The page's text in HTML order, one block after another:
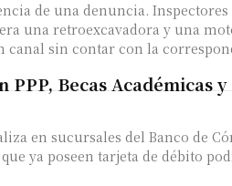
de una denuncia.
una retroexcavadora y una
canal sin contar con la
PPP, Becas Académicas
en sucursales del Banco de
ya poseen tarjeta de débito